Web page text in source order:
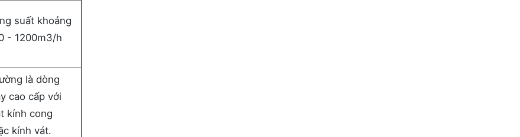
suất khoảng
- 1200m3/h
là dòng
cao cấp với
kính cong
kính vát.